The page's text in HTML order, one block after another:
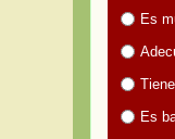
Es
Es